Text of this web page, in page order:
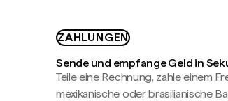
ZAHLUNGEN
Sende und empfange Geld in
Teile eine Rechnung, zahle einem
mexikanische oder brasilianische